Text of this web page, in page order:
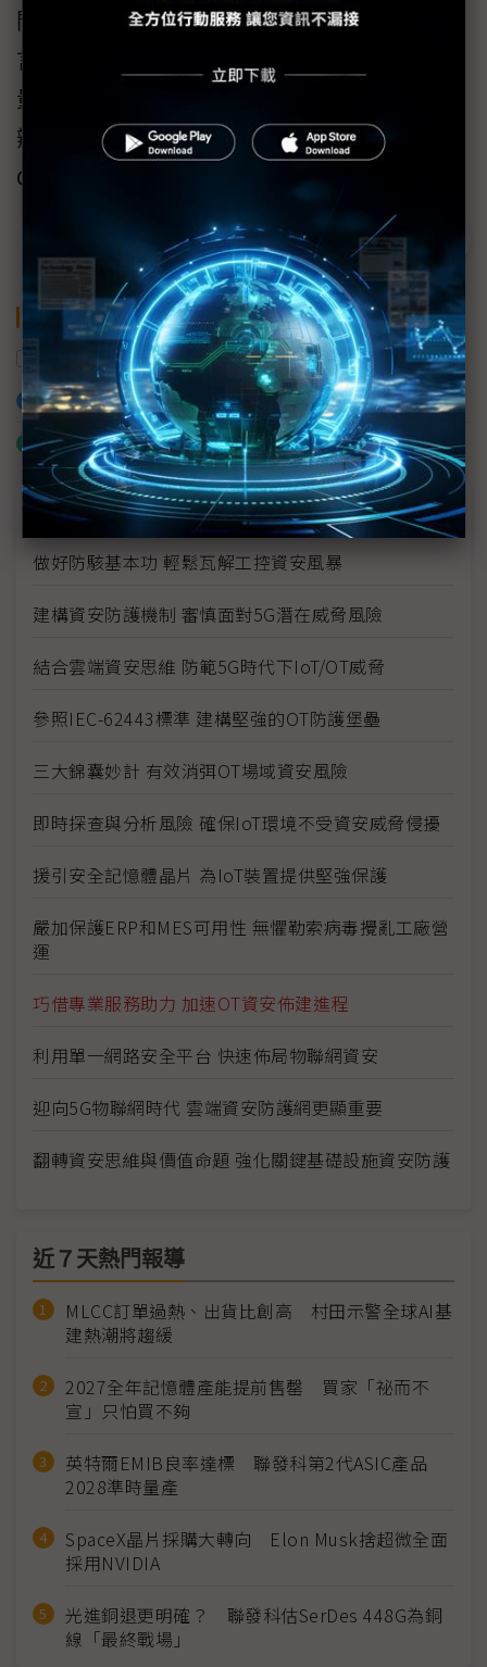
問題，避免客戶持續受害。所以對於企業而
言，若能借助如同安碁資訊之專業資安服務能
量，協助執行7x24即時監測、資安檢測，且能
辨識威脅、對症下藥，即可望以最快速度建立
OT資安防禦力。
關鍵字
資安
加入已選取到「關鍵字追蹤」
什麼是「關鍵字追蹤」
議題精選－2020資安論壇專輯
做好防駭基本功 輕鬆瓦解工控資安風暴
建構資安防護機制 審慎面對5G潛在威脅風險
結合雲端資安思維 防範5G時代下IoT/OT威脅
參照IEC-62443標準 建構堅強的OT防護堡壘
三大錦囊妙計 有效消弭OT場域資安風險
即時探查與分析風險 確保IoT環境不受資安威脅侵擾
援引安全記憶體晶片 為IoT裝置提供堅強保護
嚴加保護ERP和MES可用性 無懼勒索病毒攪亂工廠營
運
巧借專業服務助力 加速OT資安佈建進程
利用單一網路安全平台 快速佈局物聯網資安
迎向5G物聯網時代 雲端資安防護網更顯重要
翻轉資安思維與價值命題 強化關鍵基礎設施資安防護
近７天熱門報導
MLCC訂單過熱、出貨比創高 村田示警全球AI基
建熱潮將趨緩
2027全年記憶體產能提前售罄 買家「祕而不
宣」只怕買不夠
英特爾EMIB良率達標 聯發科第2代ASIC產品
2028準時量產
SpaceX晶片採購大轉向 Elon Musk捨超微全面
採用NVIDIA
光進銅退更明確？ 聯發科估SerDes 448G為銅
線「最終戰場」